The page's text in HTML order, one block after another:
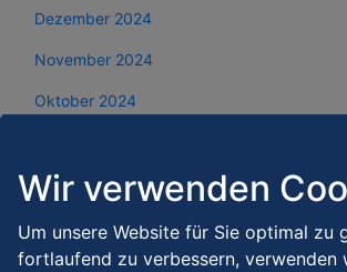
Dezember 2024
November 2024
Oktober 2024
August 2024
Juni 2024
Wir verwenden
Um unsere Website für Sie optimal zu
fortlaufend zu verbessern, verwenden